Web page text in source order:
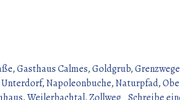
,Gasthaus Calmes,Goldgrub,Grenzwege
,Napoleonbuche,Naturpfad,